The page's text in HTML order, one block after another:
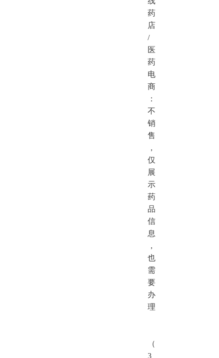
药
店
/
医
药
电
商
：
不
销
售
，
仅
展
示
药
品
信
息
，
也
需
要
办
理
（
3